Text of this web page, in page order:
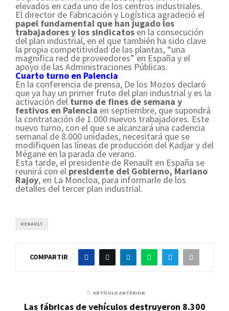
elevados en cada uno de los centros industriales.
El director de Fabricación y Logística agradeció el
papel fundamental que han jugado los
trabajadores y los sindicatos en la consecución
del plan industrial, en el que también ha sido clave
la propia competitividad de las plantas, “una
magnífica red de proveedores” en España y el
apoyo de las Administraciones Públicas.
Cuarto turno en Palencia
En la conferencia de prensa, De los Mozos declaró
que ya hay un primer fruto del plan industrial y es la
activación delturno de fines de semana y
festivos en Palencia en septiembre, que supondrá
la contratación de 1.000 nuevos trabajadores. Este
nuevo turno, con el que se alcanzará una cadencia
semanal de 8.000 unidades, necesitará que se
modifiquen las líneas de producción del Kadjar y del
Mégane en la parada de verano.
Esta tarde, el presidente de Renault en España se
reunirá con el presidente del Gobierno, Mariano
Rajoy, en La Moncloa, para informarle de los
detalles del tercer plan industrial.
RENAULT
COMPARTIR
ARTÍCULO ANTERIOR
Las fábricas de vehículos destruyeron 8.300